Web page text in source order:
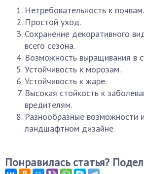
Нетребовательность к почвам.
Простой уход.
Сохранение декоративного
всего сезона.
Возможность выращивания в
Устойчивость к морозам.
Устойчивость к жаре.
Высокая стойкость к
вредителям.
Разнообразные возможности
ландшафтном дизайне.
Понравилась статья?